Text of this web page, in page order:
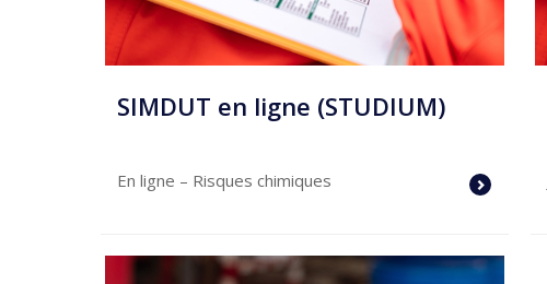
SIMDUT en ligne (STUDIUM)
En ligne – Risques chimiques